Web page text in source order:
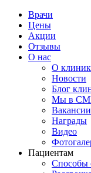
Врачи
Цены
Акции
Отзывы
О нас
О
Новости
Блог
Мы в
Вакансии
Награды
Видео
Пациентам
Способы